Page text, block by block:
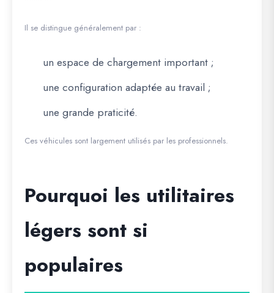
Il se distingue généralement par :
un espace de chargement important ;
une configuration adaptée au travail ;
une grande praticité.
Ces véhicules sont largement utilisés par les professionnels.
Pourquoi les utilitaires
légers sont si
populaires